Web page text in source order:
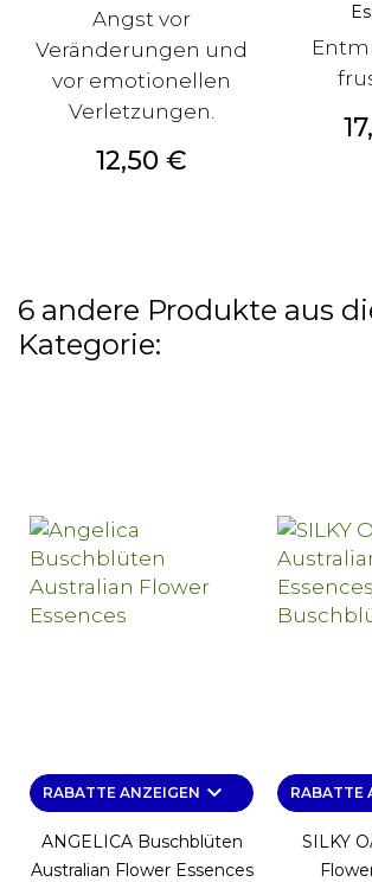
Angst vor
Veränderungen und
vor emotionellen
Verletzungen.
Preis
12,50 €
6 andere Produkte aus
Kategorie:
RABATTE ANZEIGEN keyboard_arrow_down
ANGELICA Buschblüten
Australian Flower Essences
RABATTE
SILKY